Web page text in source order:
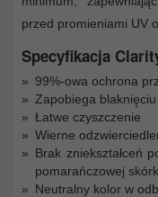
przed promieniami UV
Specyfikacja
99%-owa ochrona
Zapobiega blaknięciu
Łatwe czyszczenie
Wierne
Brak zniekształceń
pomarańczowej
Neutralny kolor w